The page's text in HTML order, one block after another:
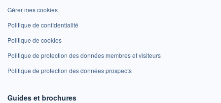
Gérer mes cookies
Politique de confidentialité
Politique de cookies
Politique de protection des données membres et visiteurs
Politique de protection des données prospects
Guides et brochures